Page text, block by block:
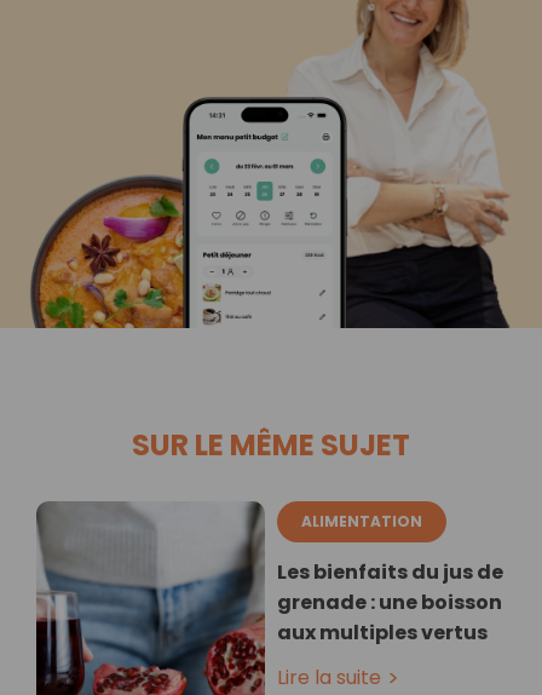
SUR LE MÊME SUJET
ALIMENTATION
Les bienfaits du jus de
grenade : une boisson
aux multiples vertus
Lire la suite